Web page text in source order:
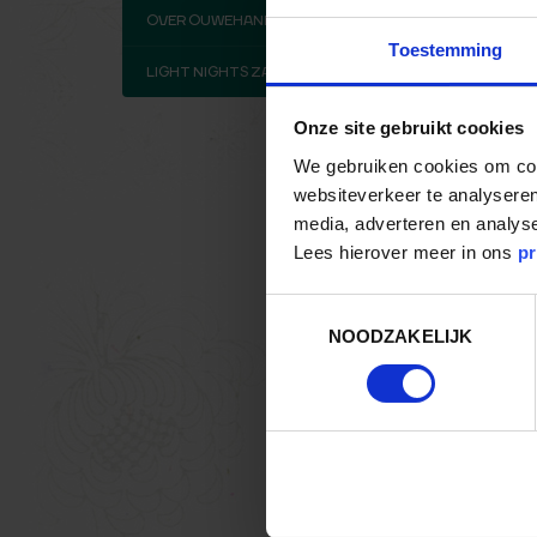
Toestemming
Onze site gebruikt cookies
We gebruiken cookies om
websiteverkeer te
media, adverteren en
Lees hierover meer in ons
NOODZAKELIJK
OVER OUWEHAND
LIGHT NIGHTS ZAKELIJK